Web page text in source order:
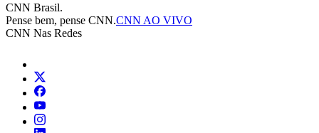
CNN Brasil.
Pense bem, pense CNN.CNN AO VIVO
CNN Nas Redes